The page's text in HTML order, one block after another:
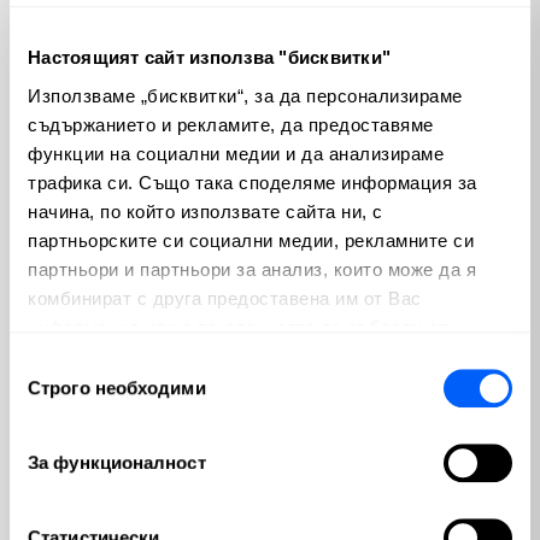
Настоящият сайт използва "бисквитки"
Използваме „бисквитки“, за да персонализираме
съдържанието и рекламите, да предоставяме
функции на социални медии и да анализираме
трафика си. Също така споделяме информация за
начина, по който използвате сайта ни, с
партньорските си социални медии, рекламните си
партньори и партньори за анализ, които може да я
комбинират с друга предоставена им от Вас
наСтрого необходими
За функционалност
Историята на Tesla през първото тримесечие е история на
данни сочат спад, бъдещето изглежда е свързано със
стратегическо приспособяване и осъзнаване на разходите.
Успехът на новата стратегия на Tesla и навременната
доставка на обещания достъпен модел на електромобил
ще определят дали компанията ще успее да възвърне
инерцията си и да превърне оптимизма на Мъск в устойчив
растеж.
Криптовалути (100)
Макроикономика(280) (3)